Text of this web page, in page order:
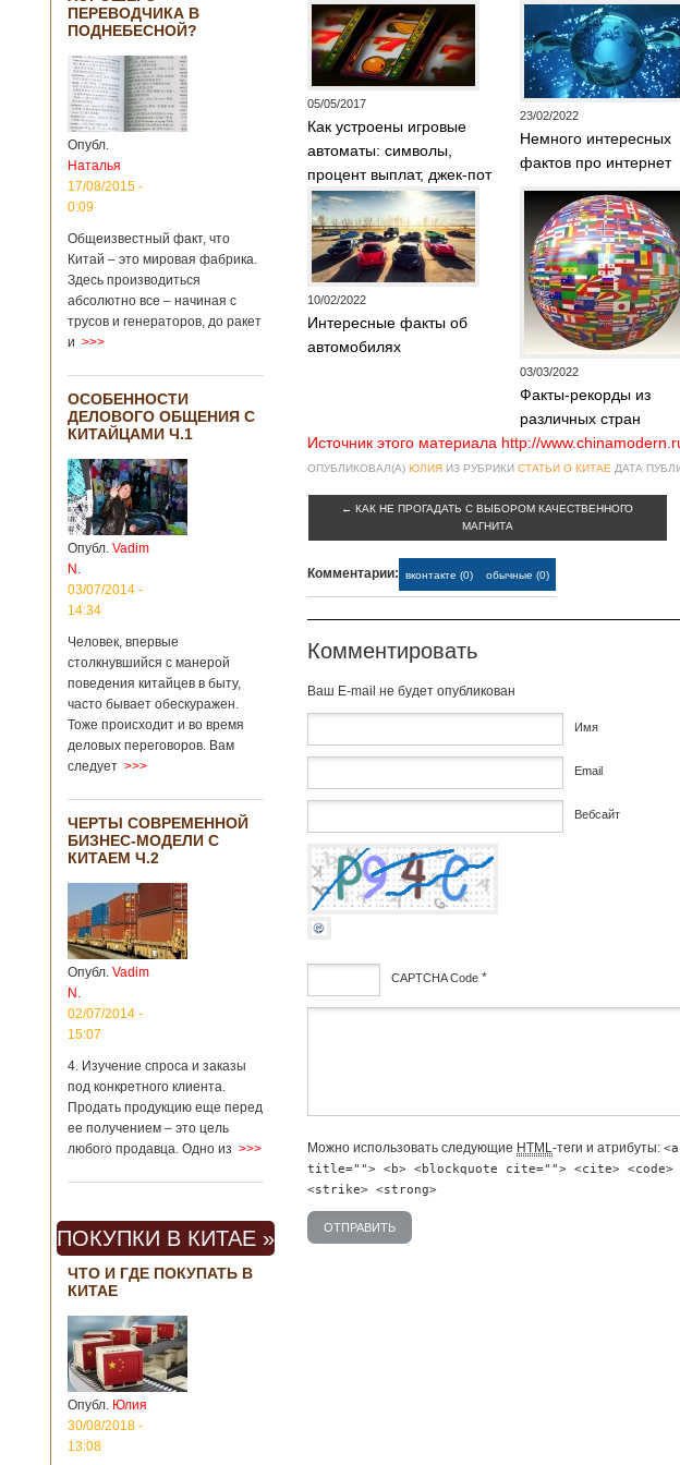
Опубликовано
21/02/2019 - 22:26
В Китае найден
древний
крупный
бирюзовый
рудник
Китайским
археологам
обнаружить
крупнейший рудник
по добыче бирюзы
на территории
Уйгурского
автономного
Китая. Об этом
сообщает
агентство Синьхуа,
ссылаясь на
Синьцзянский
институт
археологии и
культурных
реликвий. Площадь
участка, на
котором добывали
бирюзу, составляет
квадратных
километров.
Сообщается, что
рудник состоит из
функциональных
Подробнее...
Опубликовано
для туристов
вещи в Китае
Традиции и образ
жизни жителей
Китая существенно
отличаются от
Мы собрали для
вас информацию о
вещах, которые
больше всего
удивляют туристов
в Поднебесной.
Металлодетекторы
не было, да и весь
Китай в этом
отношении
считается
государством. Но в
метрополитене
Шанхая или
Подробнее...
Опубликовано
23/09/2018 - 13:07
В Китае
появился на
свет ребенок
ПЕРЕВОДЧИКА В
ПОДНЕБЕСНОЙ?
Опубл.
Наталья
17/08/2015 -
0:09
Общеизвестный факт, что
Китай – это мировая фабрика.
Здесь производиться
абсолютно все – начиная с
трусов и генераторов, до ракет
и >>>
ОСОБЕННОСТИ
ДЕЛОВОГО ОБЩЕНИЯ С
КИТАЙЦАМИ Ч.1
Опубл. Vadim
N.
03/07/2014 -
14:34
Человек, впервые
столкнувшийся с манерой
поведения китайцев в быту,
часто бывает обескуражен.
Тоже происходит и во время
деловых переговоров. Вам
следует >>>
ЧЕРТЫ СОВРЕМЕННОЙ
БИЗНЕС-МОДЕЛИ С
КИТАЕМ Ч.2
Опубл. Vadim
N.
02/07/2014 -
15:07
4. Изучение спроса и заказы
под конкретного клиента.
Продать продукцию еще перед
ее получением – это цель
любого продавца. Одно из >>>
ПОКУПКИ В КИТАЕ »
ЧТО И ГДЕ ПОКУПАТЬ В
КИТАЕ
Опубл. Юлия
30/08/2018 -
13:08
05/05/2017
Как устроены игровые
автоматы: символы,
процент выплат, джек-пот
23/02/2022
Немного интересных
фактов про интернет
10/02/2022
Интересные факты об
автомобилях
03/03/2022
Факты-рекорды из
различных стран
Источник этого материала http://
ОПУБЛИКОВАЛ(А) ЮЛИЯ ИЗ РУБРИКИ СТАТЬИ О КИТАЕ ДАТА
← КАК НЕ ПРОГАДАТЬ С ВЫБОРОМ КАЧЕСТВЕННОГО
МАГНИТА
Комментарии: вконтакте (0) обычные (0)
Комментировать
Baш E-mail не будет опубликован
Имя
Email
Вебсайт
CAPTCHA Code *
Можно использовать следующие HTML-теги и атрибуты:
title=""> <b> <blockquote cite=""> <cite> <code>
<strike> <strong>